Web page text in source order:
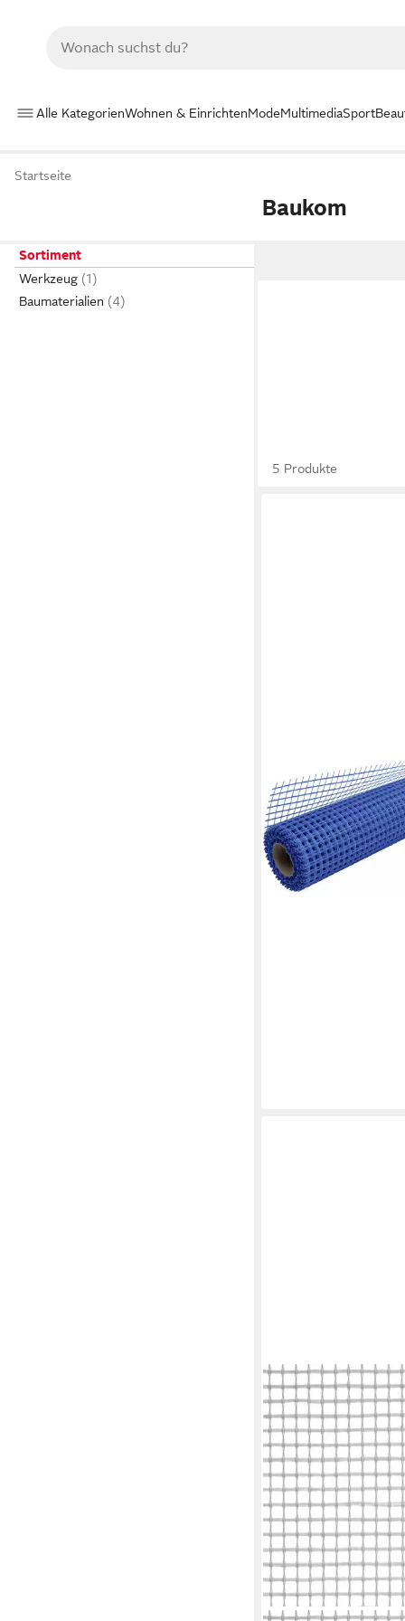
Alle KategorienWohnen & EinrichtenModeMultimediaSport
Startseite
Baukom
Sortiment
Werkzeug
Baumaterialien
5 Produkte
Glasfasergewebe
Außenputzgewebe 10
25,79 €
(2,58 €/ 1 qm)
in 4-5 Werktagen bei dir